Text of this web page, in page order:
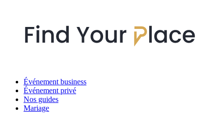
Événement business
Événement privé
Nos guides
Mariage